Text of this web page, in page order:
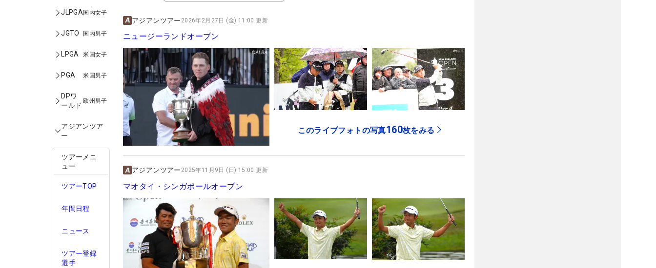
JLPGA国内女子
JGTO 国内男子
LPGA 米国女子
PGA 米国男子
DPワ
ールド
欧州男子
アジアンツア
ー
ツアーメニ
ュー
ツアーTOP
年間日程
ニュース
ツアー登録
選手
アジアンツアー 2026年2月27日 (金) 11:00 更新
ニュージーランドオープン
このライブフォトの写真160枚をみる
アジアンツアー 2025年11月9日 (日) 15:00 更新
マオタイ・シンガポールオープン